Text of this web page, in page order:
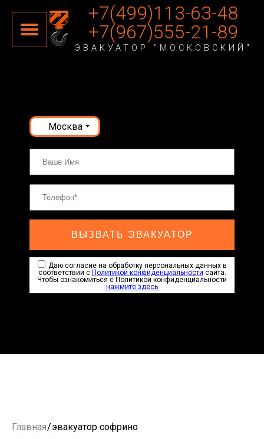
+7(499)113-63-48
+7(967)555-21-89
ЭВАКУАТОР "МОСКОВСКИЙ"
Москва
ВЫЗВАТЬ ЭВАКУАТОР
Даю согласие на обработку персональных данных в
соответствии с Политикой конфиденциальности сайта.
Чтобы ознакомиться с Политикой конфиденциальности
нажмите здесь
Главная/эвакуатор софрино